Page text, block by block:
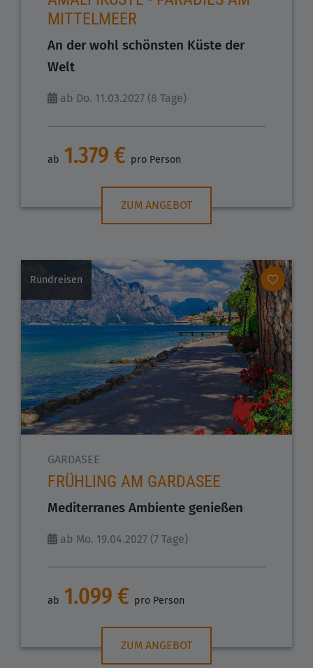
MITTELMEER
An der wohl schönsten Küste der
Welt
ab Do. 11.03.2027 (8 Tage)
ab 1.379 € pro Person
ZUM ANGEBOT
Rundreisen
GARDASEE
FRÜHLING AM GARDASEE
Mediterranes Ambiente genießen
ab Mo. 19.04.2027 (7 Tage)
ab 1.099 € pro Person
ZUM ANGEBOT